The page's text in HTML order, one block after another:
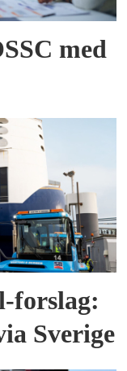
med
forslag:
Sverige